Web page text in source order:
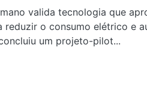
valida tecnologia que
o consumo elétrico e
um projeto-pilot...